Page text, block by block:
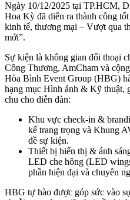
Ngày 10/12/2025 tại TP.HCM,
Hoa Kỳ đã diễn ra thành công
kinh tế, thương mại – Vượt qua
mới”.
Sự kiện là không gian đối thoại
Công Thương, AmCham và
Hòa Bình Event Group (HBG)
hạng mục Hình ảnh & Kỹ thuật,
chu cho diễn đàn:
Khu vực check-in &
kế trang trọng và Khung
đề sự kiện.
Thiết bị hiển thị & ánh
LED che hông (LED
phần hiện đại và chuyên
HBG tự hào được góp sức vào